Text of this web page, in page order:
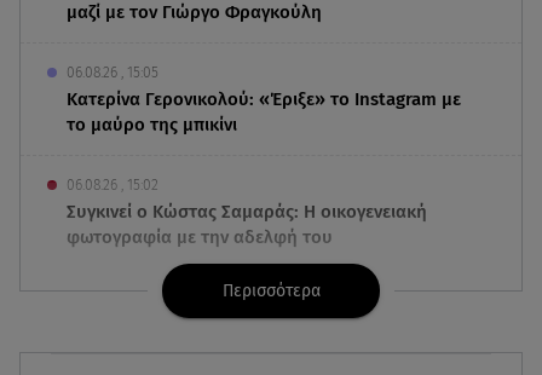
μαζί με τον Γιώργο Φραγκούλη
06.08.26 , 15:05
Κατερίνα Γερονικολού: «Έριξε» το Instagram με
το μαύρο της μπικίνι
06.08.26 , 15:02
Συγκινεί ο Κώστας Σαμαράς: Η οικογενειακή
φωτογραφία με την αδελφή του
Κηδεία Λάκη Χαλκιά: Συντετριμμένη η σύζυγός
του στο τελευταίο «αντίο»
Περισσότερα